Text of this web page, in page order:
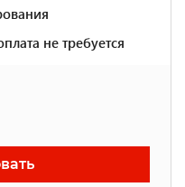
не требуется